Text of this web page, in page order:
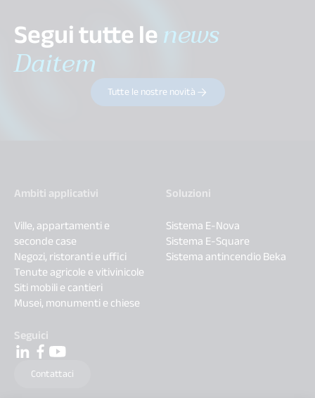
Segui tutte lenews
Daitem
Tutte le nostre novità
Ambiti applicativi
Ville, appartamenti e
seconde case
Negozi, ristoranti e uffici
Tenute agricole e vitivinicole
Siti mobili e cantieri
Musei, monumenti e chiese
Soluzioni
Sistema E-Nova
Sistema E-Square
Sistema antincendio Beka
Seguici
Contattaci